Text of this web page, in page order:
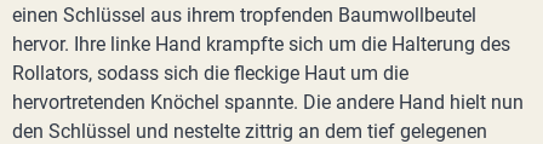
einen Schlüssel aus ihrem tropfenden Baumwollbeutel
hervor. Ihre linke Hand krampfte sich um die Halterung des
Rollators, sodass sich die fleckige Haut um die
hervortretenden Knöchel spannte. Die andere Hand hielt nun
den Schlüssel und nestelte zittrig an dem tief gelegenen